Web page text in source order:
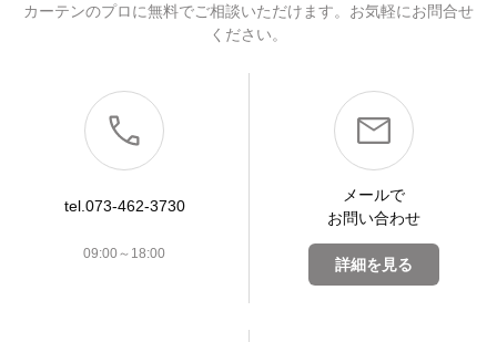
カーテンのプロに無料でご相談いただけます。お気軽にお問合せ
ください。
tel.073-462-3730
09:00～18:00
メールで
お問い合わせ
詳細を見る